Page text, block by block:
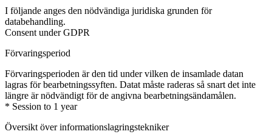
I följande anges den nödvändiga juridiska grunden för
databehandling.
Consent under GDPR
Förvaringsperiod
Förvaringsperioden är den tid under vilken de insamlade datan
lagras för bearbetningssyften. Datat måste raderas så snart det inte
längre är nödvändigt för de angivna bearbetningsändamålen.
* Session to 1 year
Översikt över informationslagringstekniker